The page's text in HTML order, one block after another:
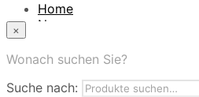
Home
News
App
Nutzungbedingungen
×
Wonach suchen Sie?
Suche nach: